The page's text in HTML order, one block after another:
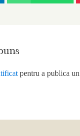
pentru a publica